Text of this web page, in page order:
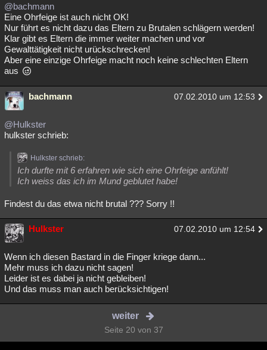
@bachmann
Eine Ohrfeige ist auch nicht OK!
Nur führt es nicht dazu das Eltern zu Brutalen schlägern werden!
Klar gibt es Eltern die immer weiter machen und vor
Gewalttätigkeit nicht urückschrecken!
Aber eine einzige Ohrfeige macht noch keine schlechten Eltern
aus
bachmann 07.02.2010 um 12:53
@Hulkster
hulkster schrieb:
Hulkster schrieb:
Ich durfte mit 6 erfahren wie sich eine Ohrfeige anfühlt!
Ich weiss das ich im Mund geblutet habe!
Findest du das etwa nicht brutal ??? Sorry !!
Hulkster 07.02.2010 um 12:54
Wenn ich diesen Bastard in die Finger kriege dann...
Mehr muss ich dazu nicht sagen!
Leider ist es dabei ja nicht gebleiben!
Und das muss man auch berücksichtigen!
weiter
Seite 20 von 37